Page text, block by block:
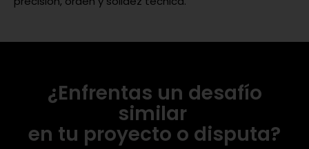
¿Enfrentas un desafío
similar
en tu proyecto o disputa?